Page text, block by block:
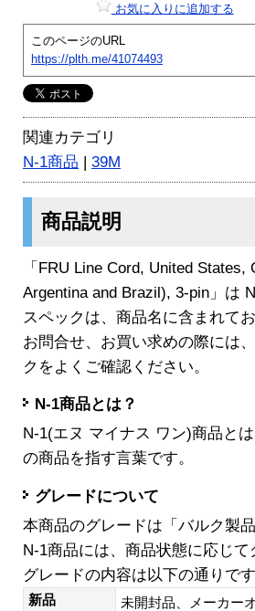
お気に入りに追加する
このページのURL
https://plth.me/41074493
関連カテゴリ
N-1商品 | 39M
商品説明
「FRU Line Cord, United
Argentina and Brazil), 3-pin」は
スペックは、商品名に含まれて
お問合せ、お買い求めの際には
クをよくご確認ください。
N-1商品とは？
N-1(エヌ マイナス ワン)商品と
の商品を指す言葉です。
グレードについて
本商品のグレードは「バルク製
N-1商品には、商品状態に応じ
グレードの内容は以下の通りで
新品
未開封品、メーカー